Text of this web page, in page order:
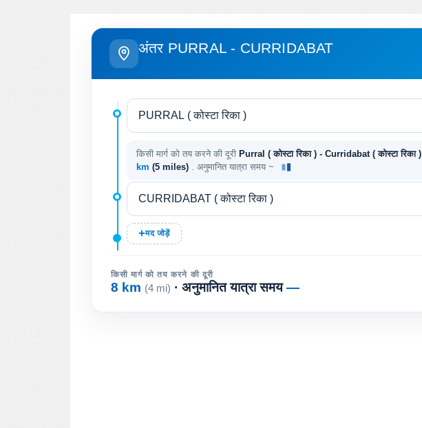
अंतर PURRAL - CURRIDABAT
किसी मार्ग को तय करने की दूरी Purral ( कोस्टा रिका ) - Curridabat ( कोस्टा रिका )
km (5 miles) . अनुमानित यात्रा समय ~
मद जोड़ें
किसी मार्ग को तय करने की दूरी
8 km (4 mi) · अनुमानित यात्रा समय—